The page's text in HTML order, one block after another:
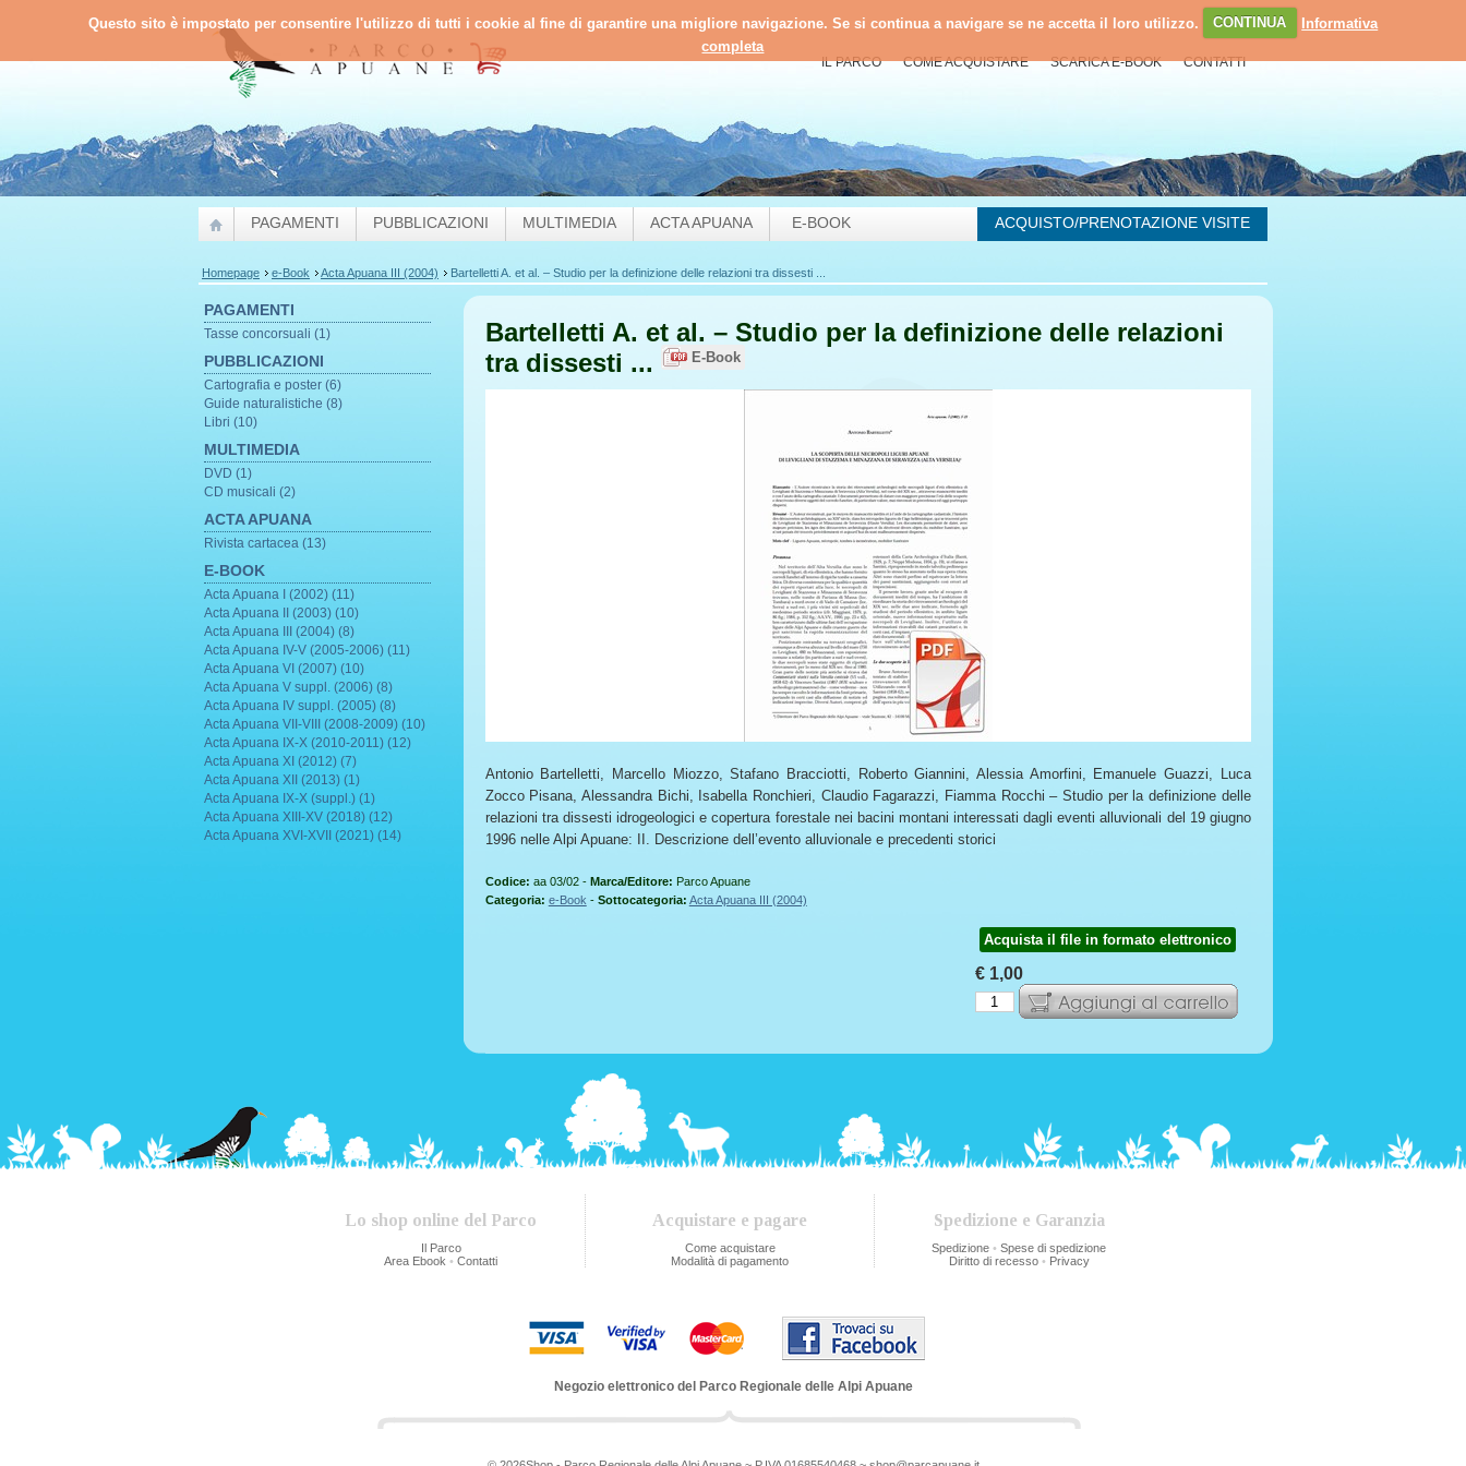
Questo sito è impostato per consentire l'utilizzo di tutti i cookie al fine di garantire una migliore navigazione. Se si continua a navigare se ne accetta il loro utilizzo. CONTINUA
Informativa
completa
IL PARCO COME ACQUISTARE SCARICA E-BOOK CONTATTI
PAGAMENTI PUBBLICAZIONI MULTIMEDIA ACTA APUANA E-BOOK ACQUISTO/PRENOTAZIONE VISITE
Homepage e-Book Acta Apuana III (2004) Bartelletti A. et al. – Studio per la definizione delle relazioni tra dissesti ...
PAGAMENTI
Tasse concorsuali (1)
PUBBLICAZIONI
Cartografia e poster (6)
Guide naturalistiche (8)
Libri (10)
MULTIMEDIA
DVD (1)
CD musicali (2)
ACTA APUANA
Rivista cartacea (13)
E-BOOK
Acta Apuana I (2002) (11)
Acta Apuana II (2003) (10)
Acta Apuana III (2004) (8)
Acta Apuana IV-V (2005-2006) (11)
Acta Apuana VI (2007) (10)
Acta Apuana V suppl. (2006) (8)
Acta Apuana IV suppl. (2005) (8)
Acta Apuana VII-VIII (2008-2009) (10)
Acta Apuana IX-X (2010-2011) (12)
Acta Apuana XI (2012) (7)
Acta Apuana XII (2013) (1)
Acta Apuana IX-X (suppl.) (1)
Acta Apuana XIII-XV (2018) (12)
Acta Apuana XVI-XVII (2021) (14)
Bartelletti A. et al. – Studio per la definizione delle relazioni
tra dissesti ...
E-Book
Antonio Bartelletti, Marcello Miozzo, Stafano Bracciotti, Roberto Giannini, Alessia Amorfini, Emanuele Guazzi, Luca
Zocco Pisana, Alessandra Bichi, Isabella Ronchieri, Claudio Fagarazzi, Fiamma Rocchi – Studio per la definizione delle
relazioni tra dissesti idrogeologici e copertura forestale nei bacini montani interessati dagli eventi alluvionali del 19 giugno
1996 nelle Alpi Apuane: II. Descrizione dell’evento alluvionale e precedenti storici
Codice: aa 03/02 - Marca/Editore: Parco Apuane
Categoria: e-Book - Sottocategoria: Acta Apuana III (2004)
Acquista il file in formato elettronico
€ 1,00
Lo shop online del Parco
Il Parco
Area Ebook • Contatti
Acquistare e pagare
Come acquistare
Modalità di pagamento
Spedizione e Garanzia
Spedizione • Spese di spedizione
Diritto di recesso• Privacy
Negozio elettronico del Parco Regionale delle Alpi Apuane